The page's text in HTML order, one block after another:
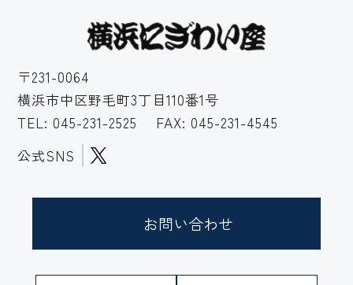
〒231-0064
横浜市中区野毛町3丁目110番1号
TEL: 045-231-2525
FAX: 045-231-4545
公式SNS
お問い合わせ